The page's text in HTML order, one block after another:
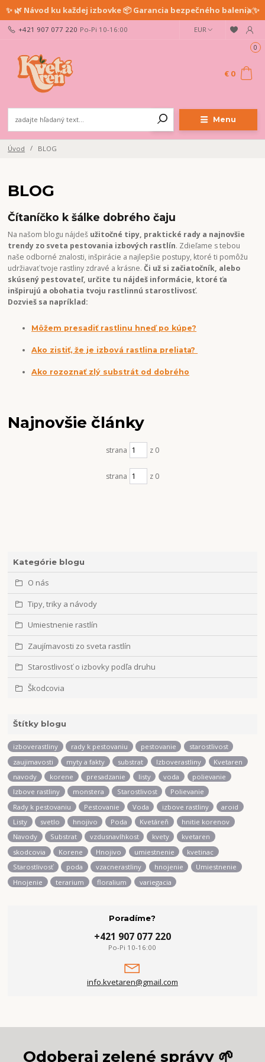
✨ 🌿 Návod ku každej izbovke 📦 Garancia bezpečného balenia ✨
Menu
EUR
+421 907 077 220 Po-Pi 10-16:00
0
€ 0
Úvod BLOG
Kategórie blogu
O nás
Tipy, triky a návody
Umiestnenie rastlín
Zaujímavosti zo sveta rastlín
Starostlivosť o izbovky podľa druhu
Škodcovia
Štítky blogu
izboverastliny rady k pestovaniu pestovanie
starostlivost
zaujimavosti
myty a fakty substrat Izboverastliny
Kvetaren
navody
korene presadzanie listy voda
polievanie
Izbove rastliny
monstera Starostlivost
Polievanie
Rady k pestovaniu
Pestovanie Voda izbove rastliny
aroid
Listy
svetlo hnojivo Poda Kvetáreň
hnitie korenov
Navody
Substrat vzdusnavlhkost kvety
kvetaren
skodcovia
Korene Hnojivo umiestnenie
kvetinac
Starostlivosť
poda vzacnerastliny hnojenie
Umiestnenie
Hnojenie
terarium floralium variegacia
Poradíme?
+421 907 077 220
Po-Pi 10-16:00
info.kvetaren@gmail.com
BLOG
Čítaníčko k šálke dobrého čaju
Na našom blogu nájdeš užitočné tipy, praktické rady a najnovšie
trendy zo sveta pestovania izbových rastlín. Zdieľame s tebou
naše odborné znalosti, inšpirácie a najlepšie postupy, ktoré ti pomôžu
udržiavať tvoje rastliny zdravé a krásne.Či už si začiatočník, alebo
skúsený pestovateľ, určite tu nájdeš informácie, ktoré ťa
inšpirujú a obohatia tvoju rastlinnú starostlivosť.
Dozvieš sa napríklad:
Môžem presadiť rastlinu hneď po kúpe?
Ako zistiť, že je izbová rastlina preliata?
Ako rozoznať zlý substrát od dobrého
Najnovšie články
strana z 0
strana z 0
Odoberaj zelené správy 🌱